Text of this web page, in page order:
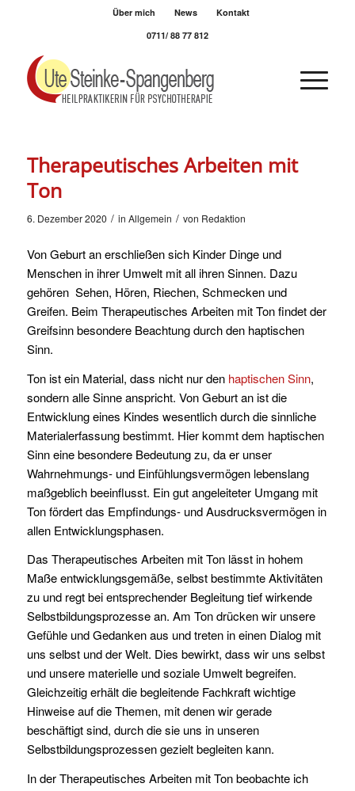
Über mich News
Kontakt
0711/ 88 77 812
Therapeutisches Arbeiten mit
Ton
6. Dezember 2020 / in Allgemein / von Redaktion
Von Geburt an erschließen sich Kinder Dinge und
Menschen in ihrer Umwelt mit all ihren Sinnen. Dazu
gehören Sehen, Hören, Riechen, Schmecken und
Greifen. Beim Therapeutisches Arbeiten mit Ton findet der
Greifsinn besondere Beachtung durch den haptischen
Sinn.
Ton ist ein Material, dass nicht nur den haptischen Sinn,
sondern alle Sinne anspricht. Von Geburt an ist die
Entwicklung eines Kindes wesentlich durch die sinnliche
Materialerfassung bestimmt. Hier kommt dem haptischen
Sinn eine besondere Bedeutung zu, da er unser
Wahrnehmungs- und Einfühlungsvermögen lebenslang
maßgeblich beeinflusst. Ein gut angeleiteter Umgang mit
Ton fördert das Empfindungs- und Ausdrucksvermögen in
allen Entwicklungsphasen.
Das Therapeutisches Arbeiten mit Ton lässt in hohem
Maße entwicklungsgemäße, selbst bestimmte Aktivitäten
zu und regt bei entsprechender Begleitung tief wirkende
Selbstbildungsprozesse an. Am Ton drücken wir unsere
Gefühle und Gedanken aus und treten in einen Dialog mit
uns selbst und der Welt. Dies bewirkt, dass wir uns selbst
und unsere materielle und soziale Umwelt begreifen.
Gleichzeitig erhält die begleitende Fachkraft wichtige
Hinweise auf die Themen, mit denen wir gerade
beschäftigt sind, durch die sie uns in unseren
Selbstbildungsprozessen gezielt begleiten kann.
In der Therapeutisches Arbeiten mit Ton beobachte ich